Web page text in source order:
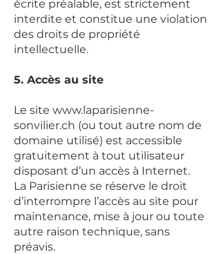
écrite préalable, est strictement
interdite et constitue une violation
des droits de propriété
intellectuelle.
5. Accès au site
Le site www.laparisienne-
sonvilier.ch (ou tout autre nom de
domaine utilisé) est accessible
gratuitement à tout utilisateur
disposant d’un accès à Internet.
La Parisienne se réserve le droit
d’interrompre l’accès au site pour
maintenance, mise à jour ou toute
autre raison technique, sans
préavis.